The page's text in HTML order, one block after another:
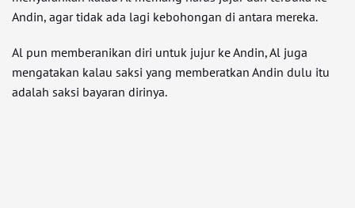
Andin, agar tidak ada lagi kebohongan di antara mereka.
Al pun memberanikan diri untuk jujur ke Andin, Al juga
mengatakan kalau saksi yang memberatkan Andin dulu itu
adalah saksi bayaran dirinya.